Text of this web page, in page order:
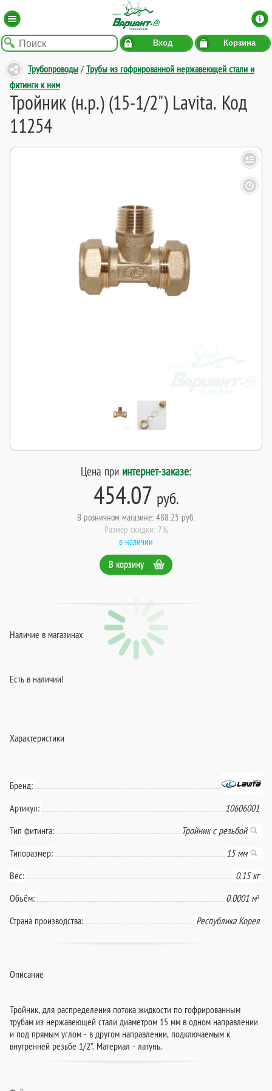
Вход Корзина
Трубопроводы / Трубы из гофрированной нержавеющей стали и
фитинги к ним
Тройник (н.р.) (15-1/2") Lavita. Код
11254
Цена при интернет-заказе:
454.07 руб.
В розничном магазине: 488.25 руб.
Размер скидки: 7%
в наличии
В корзину
Наличие в магазинах
Есть в наличии!
Характеристики
Бренд:
Артикул:
10606001
Тип фитинга:
Тройник с резьбой
Типоразмер:
15 мм
Вес:
0.15 кг
Объём:
0.0001 м³
Страна производства:
Республика Корея
Описание
Тройник, для распределения потока жидкости по гофрированным
трубам из нержавеющей стали диаметром 15 мм в одном направлении
и под прямым углом - в другом направлении, подключаемым к
внутренней резьбе 1/2". Материал - латунь.